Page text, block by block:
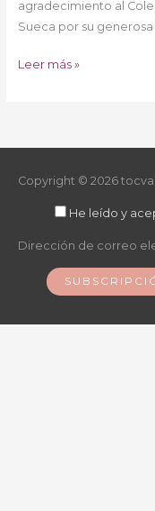
agradecimiento al
Sueca por su
solidario
Leer más »
Copyright © 2026
He leído y
Dirección de correo